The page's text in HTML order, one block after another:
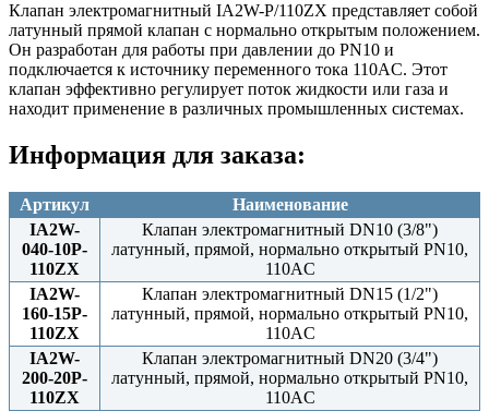
Клапан электромагнитный IA2W-P/110ZX представляет собой
латунный прямой клапан с нормально открытым положением.
Он разработан для работы при давлении до PN10 и
подключается к источнику переменного тока 110AC. Этот
клапан эффективно регулирует поток жидкости или газа и
находит применение в различных промышленных системах.
Информация для заказа:
Артикул
Наименование
IA2W-
040-10P-
110ZX
Клапан электромагнитный DN10 (3/8")
латунный, прямой, нормально открытый PN10,
110AC
IA2W-
160-15P-
110ZX
Клапан электромагнитный DN15 (1/2")
латунный, прямой, нормально открытый PN10,
110AC
IA2W-
200-20P-
110ZX
Клапан электромагнитный DN20 (3/4")
латунный, прямой, нормально открытый PN10,
110AC